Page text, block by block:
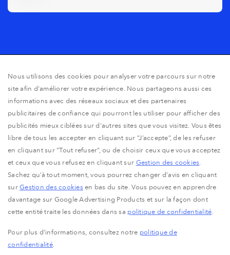
01 02
Mentions Légales
Politique de protection des données personnelles
Gestion des cookies
Nous utilisons des cookies pour analyser votre parcours sur notre
site afin d'améliorer votre expérience. Nous partageons aussi ces
informations avec des réseaux sociaux et des partenaires
publicitaires de confiance qui pourront les utiliser pour afficher des
publicités mieux ciblées sur d'autres sites que vous visitez. Vous êtes
libre de tous les accepter en cliquant sur “J’accepte”, de les refuser
en cliquant sur “Tout refuser”, ou de choisir ceux que vous acceptez
et ceux que vous refusez en cliquant sur Gestion des cookies.
Sachez qu’à tout moment, vous pourrez changer d'avis en cliquant
surGestion des cookies en bas du site. Vous pouvez en apprendre
davantage sur Google Advertising Products et sur la façon dont
cette entité traite les données dans sa politique de confidentialité.
Pour plus d'informations, consultez notre politique de
confidentialité.